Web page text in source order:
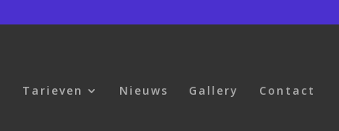
Tarieven Nieuws Gallery Contact